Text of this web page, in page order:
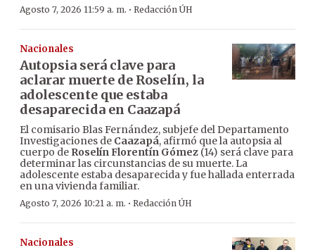
Agosto 7, 2026 11:59 a. m. · Redacción ÚH
Nacionales
Autopsia será clave para
aclarar muerte de Roselín, la
adolescente que estaba
desaparecida en Caazapá
El comisario Blas Fernández, subjefe del Departamento
Investigaciones de Caazapá, afirmó que la autopsia al
cuerpo de Roselín Florentín Gómez (14) será clave para
determinar las circunstancias de su muerte. La
adolescente estaba desaparecida y fue hallada enterrada
en una vivienda familiar.
Agosto 7, 2026 10:21 a. m. · Redacción ÚH
Nacionales